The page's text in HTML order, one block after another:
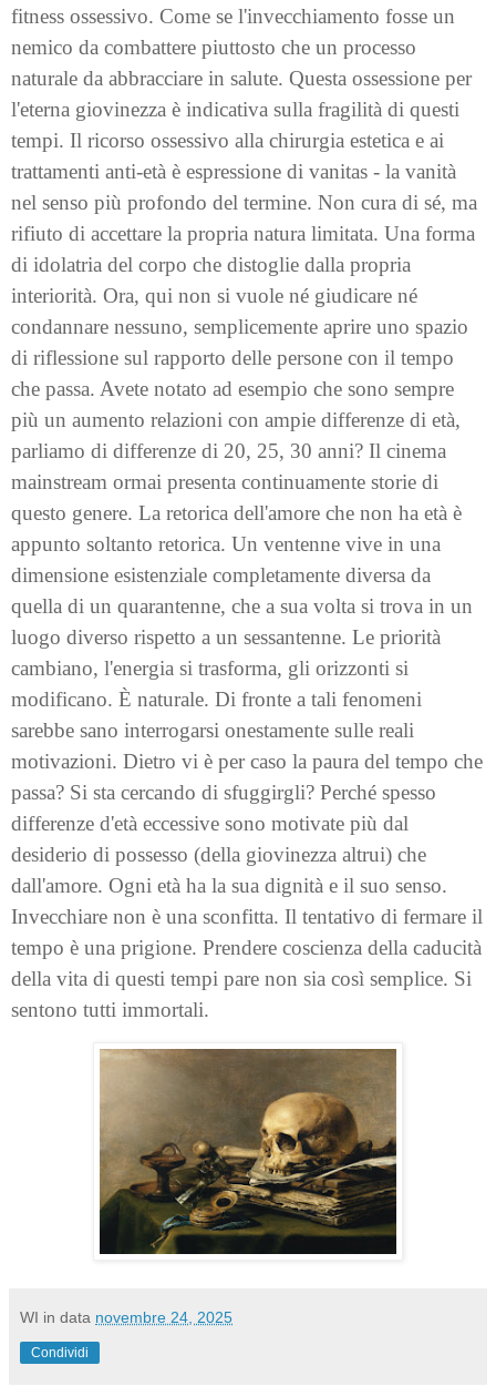
fitness ossessivo. Come se l'invecchiamento fosse un
nemico da combattere piuttosto che un processo
naturale da abbracciare in salute. Questa ossessione per
l'eterna giovinezza è indicativa sulla fragilità di questi
tempi. Il ricorso ossessivo alla chirurgia estetica e ai
trattamenti anti-età è espressione di vanitas - la vanità
nel senso più profondo del termine. Non cura di sé, ma
rifiuto di accettare la propria natura limitata. Una forma
di idolatria del corpo che distoglie dalla propria
interiorità. Ora, qui non si vuole né giudicare né
condannare nessuno, semplicemente aprire uno spazio
di riflessione sul rapporto delle persone con il tempo
che passa. Avete notato ad esempio che sono sempre
più un aumento relazioni con ampie differenze di età,
parliamo di differenze di 20, 25, 30 anni? Il cinema
mainstream ormai presenta continuamente storie di
questo genere. La retorica dell'amore che non ha età è
appunto soltanto retorica. Un ventenne vive in una
dimensione esistenziale completamente diversa da
quella di un quarantenne, che a sua volta si trova in un
luogo diverso rispetto a un sessantenne. Le priorità
cambiano, l'energia si trasforma, gli orizzonti si
modificano. È naturale. Di fronte a tali fenomeni
sarebbe sano interrogarsi onestamente sulle reali
motivazioni. Dietro vi è per caso la paura del tempo che
passa? Si sta cercando di sfuggirgli? Perché spesso
differenze d'età eccessive sono motivate più dal
desiderio di possesso (della giovinezza altrui) che
dall'amore. Ogni età ha la sua dignità e il suo senso.
Invecchiare non è una sconfitta. Il tentativo di fermare il
tempo è una prigione. Prendere coscienza della caducità
della vita di questi tempi pare non sia così semplice. Si
sentono tutti immortali.
WI in data novembre 24, 2025
Condividi